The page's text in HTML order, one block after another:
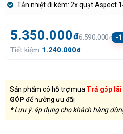
Tản nhiệt đi kèm: 2x quạt Aspect
5.350.000đ6.590.000đ -
Tiết kiệm 1.240.000đ
Sản phẩm có hỗ trợ mua Trả góp lãi
GÓP để hưởng ưu đãi
* Lưu ý: áp dụng cho khách hàng